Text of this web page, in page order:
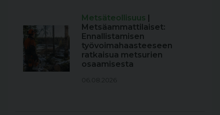
Metsäteollisuus |
Metsäammattilaiset:
Ennallistamisen
työvoimahaasteeseen
ratkaisua metsurien
osaamisesta
06.08.2026